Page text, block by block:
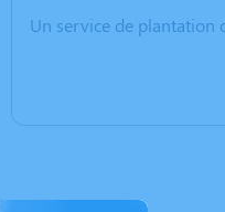
Un service de plantation